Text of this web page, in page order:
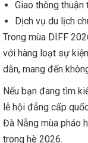
Giao thông thuận
Dịch vụ du lịch
Trong mùa DIFF
với hàng loạt sự
dẫn, mang đến
Nếu bạn đang tìm
lễ hội đẳng cấp
Đà Nẵng mùa pháo
trong hè 2026.